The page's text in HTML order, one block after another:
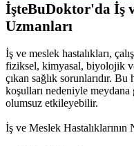
İşteBuDoktor'da İş
Uzmanları
İş ve meslek hastalıkları,
fiziksel, kimyasal, biyolojik
çıkan sağlık sorunlarıdır.
koşulları nedeniyle meydana
olumsuz etkileyebilir.
İş ve Meslek Hastalıklarının